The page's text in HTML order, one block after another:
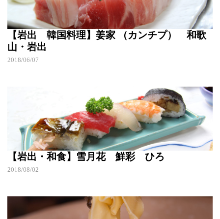
【岩出 韓国料理】姜家 （カンチプ） 和歌
山・岩出
2018/06/07
【岩出・和食】雪月花 鮮彩 ひろ
2018/08/02